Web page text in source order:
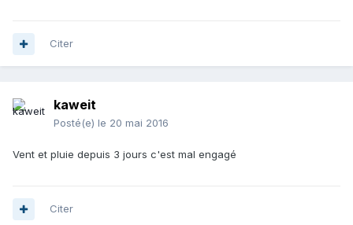
Citer
kaweit
Posté(e) le 20 mai 2016
Vent et pluie depuis 3 jours c'est mal engagé
Citer